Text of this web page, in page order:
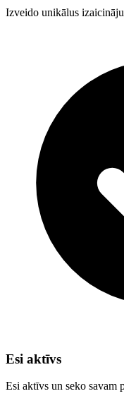
Izveido unikālus
Esi aktīvs
Esi aktīvs un seko savam